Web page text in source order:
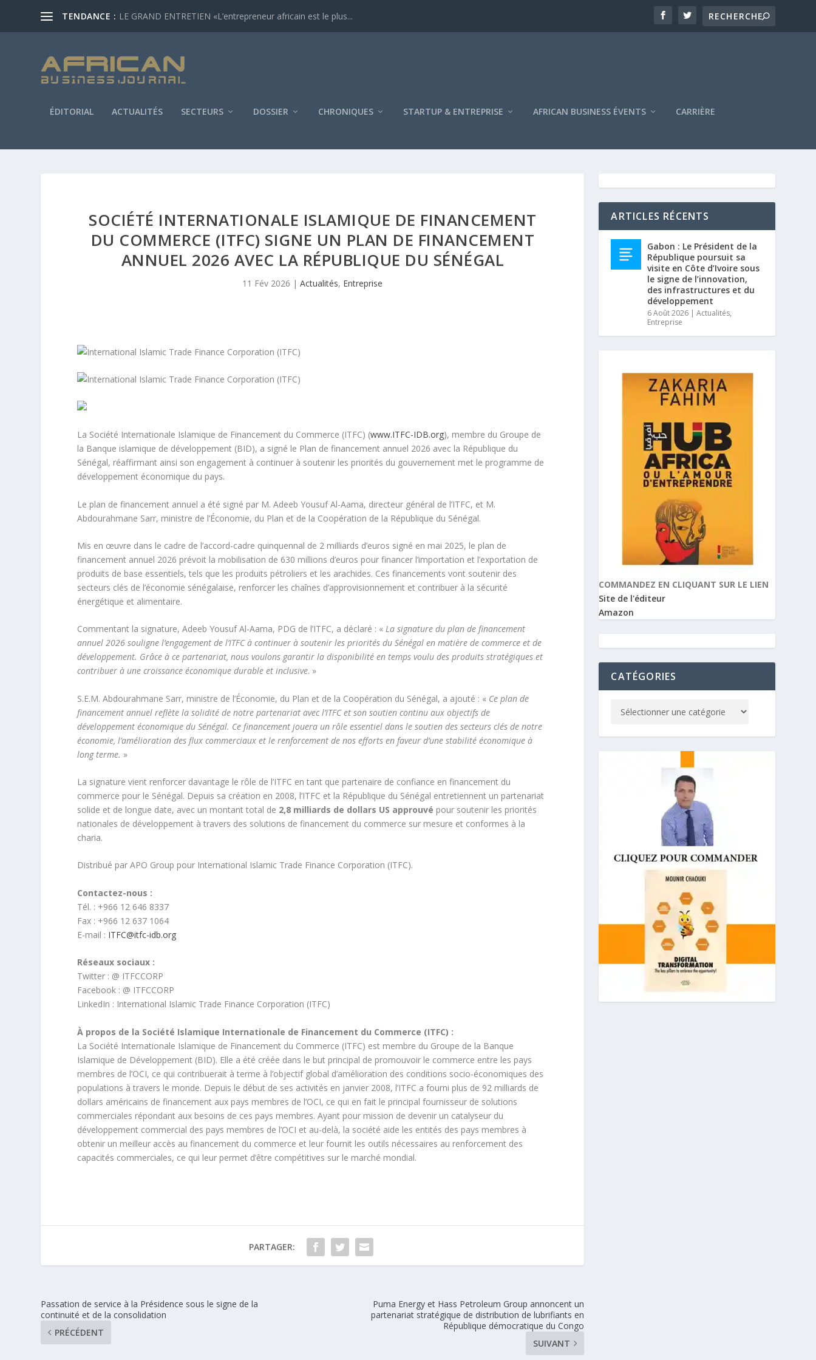
TENDANCE : LE GRAND ENTRETIEN «L’entrepreneur africain est le plus...
ÉDITORIAL ACTUALITÉS SECTEURS DOSSIER CHRONIQUES STARTUP & ENTREPRISE AFRICAN BUSINESS ÉVENTS CARRIÈRE
SOCIÉTÉ INTERNATIONALE ISLAMIQUE DE FINANCEMENT
DU COMMERCE (ITFC) SIGNE UN PLAN DE FINANCEMENT
ANNUEL 2026 AVEC LA RÉPUBLIQUE DU SÉNÉGAL
11 Fév 2026 |Actualités, Entreprise
La Société Internationale Islamique de Financement du Commerce (ITFC) (www.ITFC-IDB.org), membre du Groupe de
la Banque islamique de développement (BID), a signé le Plan de financement annuel 2026 avec la République du
Sénégal, réaffirmant ainsi son engagement à continuer à soutenir les priorités du gouvernement met le programme de
développement économique du pays.
Le plan de financement annuel a été signé par M. Adeeb Yousuf Al-Aama, directeur général de l’ITFC, et M.
Abdourahmane Sarr, ministre de l’Économie, du Plan et de la Coopération de la République du Sénégal.
Mis en œuvre dans le cadre de l’accord-cadre quinquennal de 2 milliards d’euros signé en mai 2025, le plan de
financement annuel 2026 prévoit la mobilisation de 630 millions d’euros pour financer l’importation et l’exportation de
produits de base essentiels, tels que les produits pétroliers et les arachides. Ces financements vont soutenir des
secteurs clés de l’économie sénégalaise, renforcer les chaînes d’approvisionnement et contribuer à la sécurité
énergétique et alimentaire.
Commentant la signature, Adeeb Yousuf Al-Aama, PDG de l’ITFC, a déclaré : «La signature du plan de financement
annuel 2026 souligne l’engagement de l’ITFC à continuer à soutenir les priorités du Sénégal en matière de commerce et de
développement. Grâce à ce partenariat, nous voulons garantir la disponibilité en temps voulu des produits stratégiques et
contribuer à une croissance économique durable et inclusive. »
S.E.M. Abdourahmane Sarr, ministre de l’Économie, du Plan et de la Coopération du Sénégal, a ajouté : « Ce plan de
financement annuel reflète la solidité de notre partenariat avec l’ITFC et son soutien continu aux objectifs de
développement économique du Sénégal. Ce financement jouera un rôle essentiel dans le soutien des secteurs clés de notre
économie, l’amélioration des flux commerciaux et le renforcement de nos efforts en faveur d’une stabilité économique à
long terme. »
La signature vient renforcer davantage le rôle de l’ITFC en tant que partenaire de confiance en financement du
commerce pour le Sénégal. Depuis sa création en 2008, l’ITFC et la République du Sénégal entretiennent un partenariat
solide et de longue date, avec un montant total de 2,8 milliards de dollars US approuvé pour soutenir les priorités
nationales de développement à travers des solutions de financement du commerce sur mesure et conformes à la
charia.
Distribué par APO Group pour International Islamic Trade Finance Corporation (ITFC).
Contactez-nous :
Tél. : +966 12 646 8337
Fax : +966 12 637 1064
E-mail : ITFC@itfc-idb.org
Réseaux sociaux :
Twitter : @ ITFCCORP
Facebook : @ ITFCCORP
LinkedIn : International Islamic Trade Finance Corporation (ITFC)
À propos de la Société Islamique Internationale de Financement du Commerce (ITFC) :
La Société Internationale Islamique de Financement du Commerce (ITFC) est membre du Groupe de la Banque
Islamique de Développement (BID). Elle a été créée dans le but principal de promouvoir le commerce entre les pays
membres de l’OCI, ce qui contribuerait à terme à l’objectif global d’amélioration des conditions socio-économiques des
populations à travers le monde. Depuis le début de ses activités en janvier 2008, l’ITFC a fourni plus de 92 milliards de
dollars américains de financement aux pays membres de l’OCI, ce qui en fait le principal fournisseur de solutions
commerciales répondant aux besoins de ces pays membres. Ayant pour mission de devenir un catalyseur du
développement commercial des pays membres de l’OCI et au-delà, la société aide les entités des pays membres à
obtenir un meilleur accès au financement du commerce et leur fournit les outils nécessaires au renforcement des
capacités commerciales, ce qui leur permet d’être compétitives sur le marché mondial.
PARTAGER:
Passation de service à la Présidence sous le signe de la
continuité et de la consolidation
PRÉCÉDENT
Puma Energy et Hass Petroleum Group annoncent un
partenariat stratégique de distribution de lubrifiants en
République démocratique du Congo
SUIVANT
ARTICLES RÉCENTS
Gabon : Le Président de la
République poursuit sa
visite en Côte d’Ivoire sous
le signe de l’innovation,
des infrastructures et du
développement
6 Août 2026 |Actualités,
Entreprise
COMMANDEZ EN CLIQUANT SUR LE LIEN
Site de l'éditeur
Amazon
CATÉGORIES